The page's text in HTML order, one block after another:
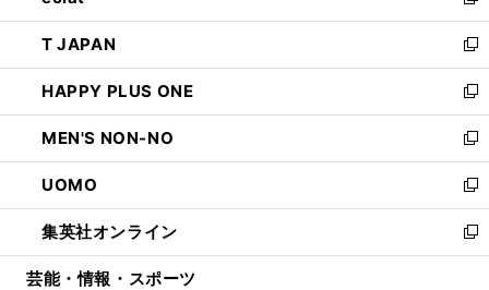
開
く
ウ
で
開
く
ン
ド
ウ
で
開
く
ウ
ィ
ン
ド
ウ
で
開
く
し
い
ウ
ィ
ン
ド
ウ
で
開
く
T JAPAN
新
し
い
ウ
ィ
ン
ド
ウ
で
開
HAPPY PLUS ONE
新
し
い
ウ
ィ
ン
ド
ウ
MEN'S NON-NO
新
し
い
ウ
ィ
ン
UOMO
新
し
い
ウ
集英社オンライン
新
し
芸能・情報・スポーツ